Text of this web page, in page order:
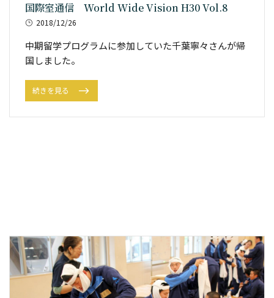
国際室通信 World Wide Vision H30 Vol.8
2018/12/26
中期留学プログラムに参加していた千葉寧々さんが帰
国しました。
続きを見る